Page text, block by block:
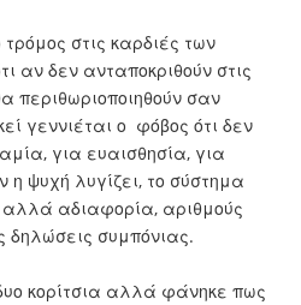
στις καρδιές των
αν δεν ανταποκριθούν στις
περιθωριοποιηθούν σαν
γεννιέται ο φόβος ότι δεν
για ευαισθησία, για
η ψυχή λυγίζει, το σύστημα
αδιαφορία, αριθμούς
δηλώσεις συμπόνιας.
κορίτσια αλλά φάνηκε πως